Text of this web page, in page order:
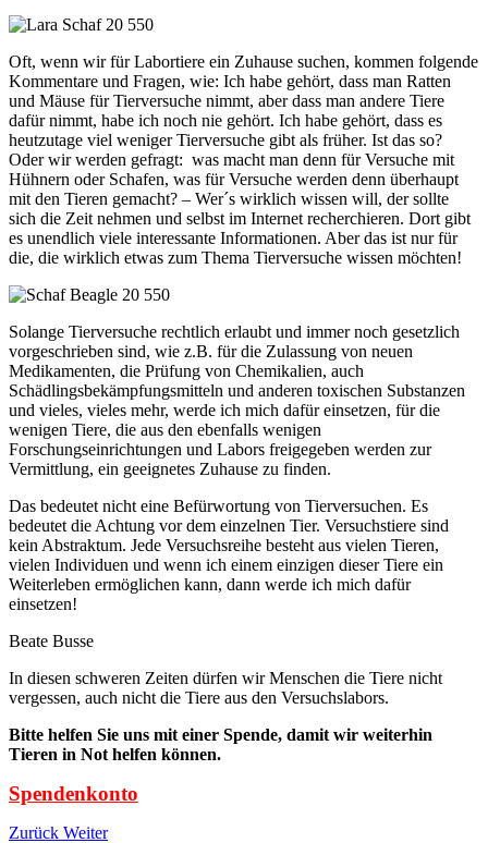
Oft, wenn wir für Labortiere ein Zuhause suchen, kommen folgende
Kommentare und Fragen, wie: Ich habe gehört, dass man Ratten
und Mäuse für Tierversuche nimmt, aber dass man andere Tiere
dafür nimmt, habe ich noch nie gehört. Ich habe gehört, dass es
heutzutage viel weniger Tierversuche gibt als früher. Ist das so?
Oder wir werden gefragt: was macht man denn für Versuche mit
Hühnern oder Schafen, was für Versuche werden denn überhaupt
mit den Tieren gemacht? – Wer´s wirklich wissen will, der sollte
sich die Zeit nehmen und selbst im Internet recherchieren. Dort gibt
es unendlich viele interessante Informationen. Aber das ist nur für
die, die wirklich etwas zum Thema Tierversuche wissen möchten!
Solange Tierversuche rechtlich erlaubt und immer noch gesetzlich
vorgeschrieben sind, wie z.B. für die Zulassung von neuen
Medikamenten, die Prüfung von Chemikalien, auch
Schädlingsbekämpfungsmitteln und anderen toxischen Substanzen
und vieles, vieles mehr, werde ich mich dafür einsetzen, für die
wenigen Tiere, die aus den ebenfalls wenigen
Forschungseinrichtungen und Labors freigegeben werden zur
Vermittlung, ein geeignetes Zuhause zu finden.
Das bedeutet nicht eine Befürwortung von Tierversuchen. Es
bedeutet die Achtung vor dem einzelnen Tier. Versuchstiere sind
kein Abstraktum. Jede Versuchsreihe besteht aus vielen Tieren,
vielen Individuen und wenn ich einem einzigen dieser Tiere ein
Weiterleben ermöglichen kann, dann werde ich mich dafür
einsetzen!
Beate Busse
In diesen schweren Zeiten dürfen wir Menschen die Tiere nicht
vergessen, auch nicht die Tiere aus den Versuchslabors.
Bitte helfen Sie uns mit einer Spende, damit wir weiterhin
Tieren in Not helfen können.
Spendenkonto
Zurück Weiter